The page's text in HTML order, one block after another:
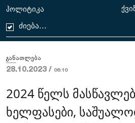
პოლიტიკა
განათლება
28.10.2023 / 06:10
2024 წელს
ხელფასები,